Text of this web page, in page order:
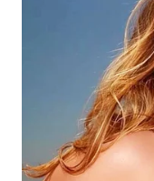
SIMALUNGUN
WN
LABUHANBATU